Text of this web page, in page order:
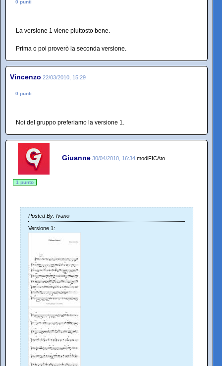
0 punti
La versione 1 viene piuttosto bene.
Prima o poi proverò la seconda versione.
Vincenzo 22/03/2010, 15:29
0 punti
Noi del gruppo preferiamo la versione 1.
Giuanne 30/04/2010, 16:34 modiFICAto
1 punto
Posted By: Ivano
Versione 1: